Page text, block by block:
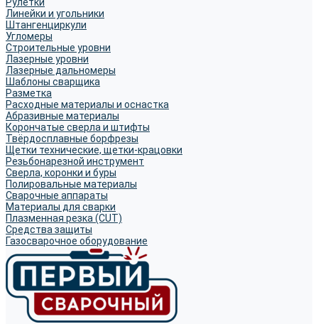
Линейки и угольники
Штангенциркули
Угломеры
Строительные уровни
Лазерные уровни
Лазерные дальномеры
Шаблоны сварщика
Разметка
Расходные материалы и оснастка
Абразивные материалы
Корончатые сверла и штифты
Твёрдосплавные борфрезы
Щетки технические, щетки-крацовки
Резьбонарезной инструмент
Сверла, коронки и буры
Полировальные материалы
Сварочные аппараты
Материалы для сварки
Плазменная резка (CUT)
Средства защиты
Газосварочное оборудование